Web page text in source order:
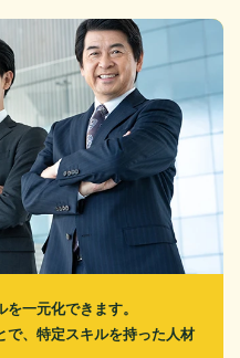
一元化できます。
で、特定スキルを持った人材